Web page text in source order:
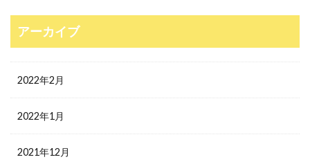
アーカイブ
2022年2月
2022年1月
2021年12月